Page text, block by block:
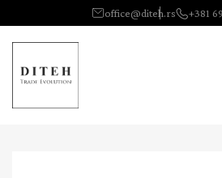
office@diteh.rs +381